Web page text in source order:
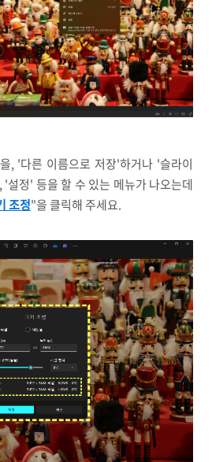
, '다른 이름으로 저장'하거나 '슬라이
정' 등을 할 수 있는 메뉴가 나오는데
조정"을 클릭해 주세요.